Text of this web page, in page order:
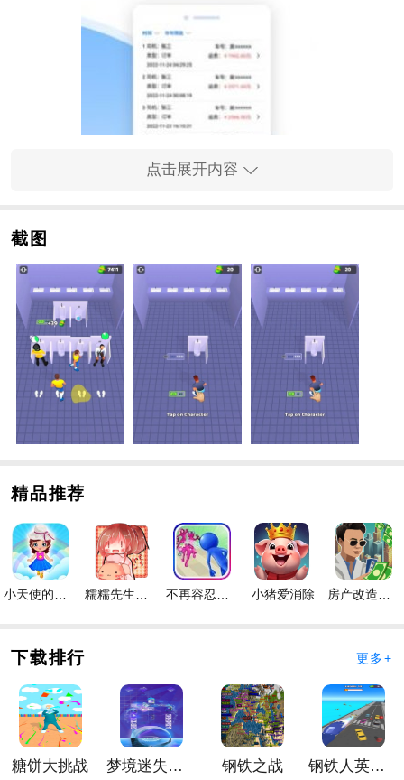
手游内容
1、经营厕所，设置各种智能化设施，增加收入；
2、需要保持干净整洁，全面升级设施，带来更多欢乐；
3、非常简单易用的操作模式，给玩家更多的惊喜。
手游特色
1、玩家可以在这款手游中体验不同的场景。玩家只需要
把马桶放在你认为需要的地方。
2、你现在已经到了忍耐的极限，如果不能尽快找到厕
3、提高角色
手游玩法
1、自由组织人员，上厕所，处理各种特殊情况；
2、精彩的手游体验，多样的手游玩法任务，自由挑战，
验。
手游亮点
1、给玩家带来无尽的欢乐，灵活躲避各种便便。旅行的
时间越长，获得的金币就越多。
2、不限关卡，可以随意挑战，并且总能创下最好的记
点击展开内容
截图
精品推荐
小天使的冒险手游 糯糯先生的面包店手游 不再容忍手游 小猪爱消除 房产改造王游戏手机版手游
下载排行 更多+
糖饼大挑战 梦境迷失星辰 钢铁之战 钢铁人英雄3D